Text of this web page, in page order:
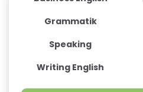
Grammatik
Speaking
Writing English